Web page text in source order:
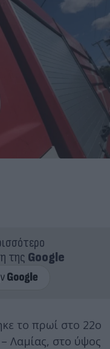
της Google
το πρωί στο 22ο
Λαμίας, στο ύψος